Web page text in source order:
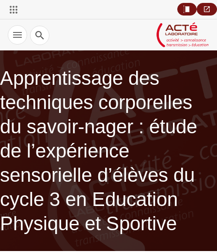
Recherche
Apprentissage des
techniques corporelles
du savoir-nager : étude
de l’expérience
sensorielle d’élèves du
cycle 3 en Education
Physique et Sportive